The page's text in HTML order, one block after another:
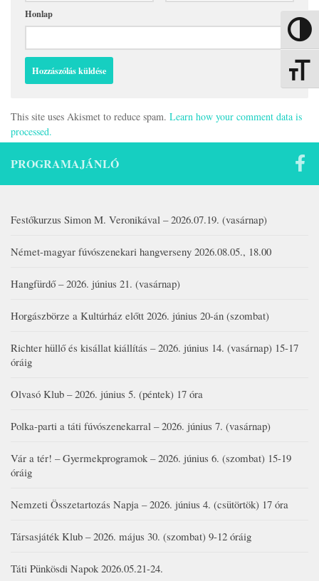
Nagy
Honlap
This site uses Akismet to reduce spam. Learn how your comment data is
processed.
PROGRAMAJÁNLÓ
Festőkurzus Simon M. Veronikával – 2026.07.19. (vasárnap)
Német-magyar fúvószenekari hangverseny 2026.08.05., 18.00
Hangfürdő – 2026. június 21. (vasárnap)
Horgászbörze a Kultúrház előtt 2026. június 20-án (szombat)
Richter hüllő és kisállat kiállítás – 2026. június 14. (vasárnap) 15-17
óráig
Olvasó Klub – 2026. június 5. (péntek) 17 óra
Polka-parti a táti fúvószenekarral – 2026. június 7. (vasárnap)
Vár a tér! – Gyermekprogramok – 2026. június 6. (szombat) 15-19
óráig
Nemzeti Összetartozás Napja – 2026. június 4. (csütörtök) 17 óra
Társasjáték Klub – 2026. május 30. (szombat) 9-12 óráig
Táti Pünkösdi Napok 2026.05.21-24.